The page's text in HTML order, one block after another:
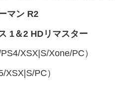
マン R2
1＆2 HDリマスター
PS4/XSX|S/Xone/PC）
XSX|S/PC）